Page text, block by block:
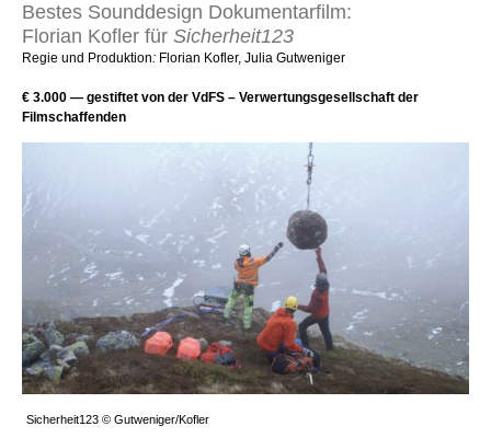
Bestes Sounddesign Dokumentarfilm:
Florian Kofler für Sicherheit123
Regie und Produktion: Florian Kofler, Julia Gutweniger
€ 3.000 — gestiftet von der VdFS – Verwertungsgesellschaft der
Filmschaffenden
Sicherheit123 © Gutweniger/Kofler